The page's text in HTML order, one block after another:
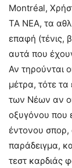
Montréal,
ΤΑ ΝΕΑ, τα
επαφή (τένις,
αυτά που
Αν τηρούνται
μέτρα, τότε
των Νέων αν
οξυγόνου που
έντονου σπορ,
παράδειγμα,
τεστ καρδιάς